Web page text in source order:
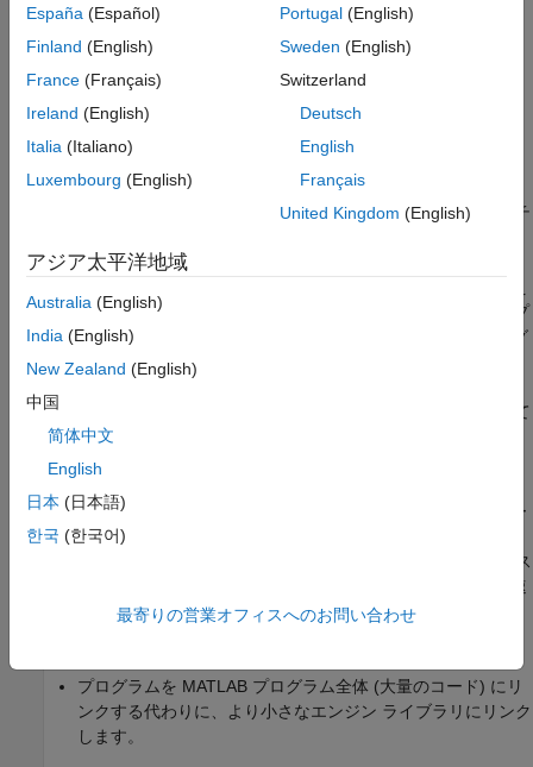
MATLAB プロセスの開始および終了、MATLAB とのデータの送
受信および MATLAB で処理するコマンドの送信を行うことがで
きます。
MATLAB エンジンによってできることには以下があります。
独自のプログラムから配列の逆操作や FFT の計算を行うな
どの数学ルーチンを呼び出します。この方法で使用されると
き、MATLAB は強力でプログラミング可能な数学サブルーチ
ば、フロント エンド (ユーザー インターフェイス) は C でプ
ログラミングし、バック エンド (解析) は MATLAB でプログ
ラミングするなどです。
MATLAB エンジンは、独自のプログラムとは別のプロセスとして
バックグラウンドで実行されます。次のような利点があります。
ンでも、アーキテクチャが異なるマシンを含めてネットワー
ク上の他の UNIX マシンでも実行できます。この構成より、
ユーザーのワークステーションにユーザー インターフェイス
を実装し、計算はネットワーク上の他の場所にあるより高速
なマシンで行うことができます。詳細については、関数
プログラムを MATLAB プログラム全体 (大量のコード) にリ
ンクする代わりに、より小さなエンジン ライブラリにリンク
します。
España (Español)
Finland (English)
France (Français)
Ireland (English)
Italia (Italiano)
Luxembourg (English)
Portugal(English)
Sweden (English)
Switzerland
Deutsch
English
Français
United Kingdom (English)
アジア太平洋地域
Australia (English)
India (English)
New Zealand (English)
中国
简体中文
English
日本 (日本語)
한국 (한국어)
最寄りの営業オフィスへのお問い合わせ